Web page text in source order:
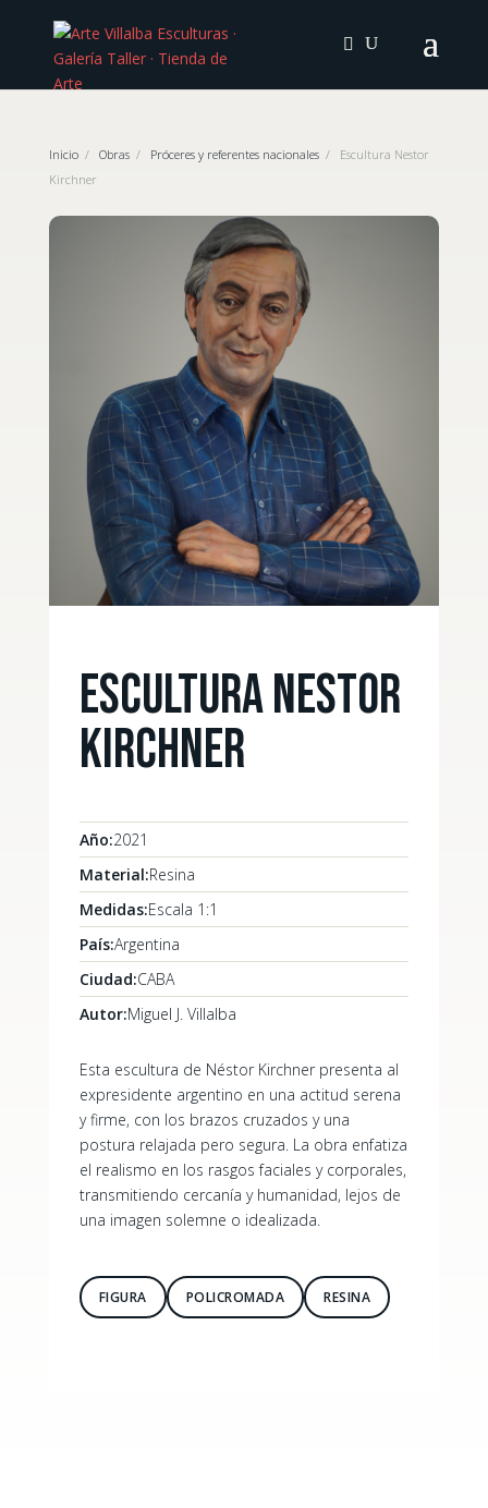
Inicio/ Obras/ Próceres y referentes nacionales/ Escultura Nestor
Kirchner
Escultura Nestor
Kirchner
Año:2021
Material:Resina
Medidas:Escala 1:1
País:Argentina
Ciudad:CABA
Autor:Miguel J. Villalba
Esta escultura de Néstor Kirchner presenta al
expresidente argentino en una actitud serena
y firme, con los brazos cruzados y una
postura relajada pero segura. La obra enfatiza
el realismo en los rasgos faciales y corporales,
transmitiendo cercanía y humanidad, lejos de
una imagen solemne o idealizada.
FIGURA POLICROMADA RESINA